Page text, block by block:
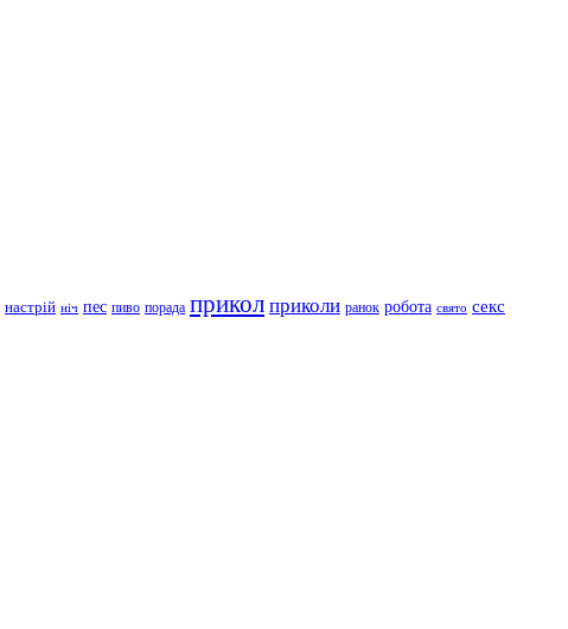
настрій ніч пес пиво порада прикол приколи ранок робота свято секс